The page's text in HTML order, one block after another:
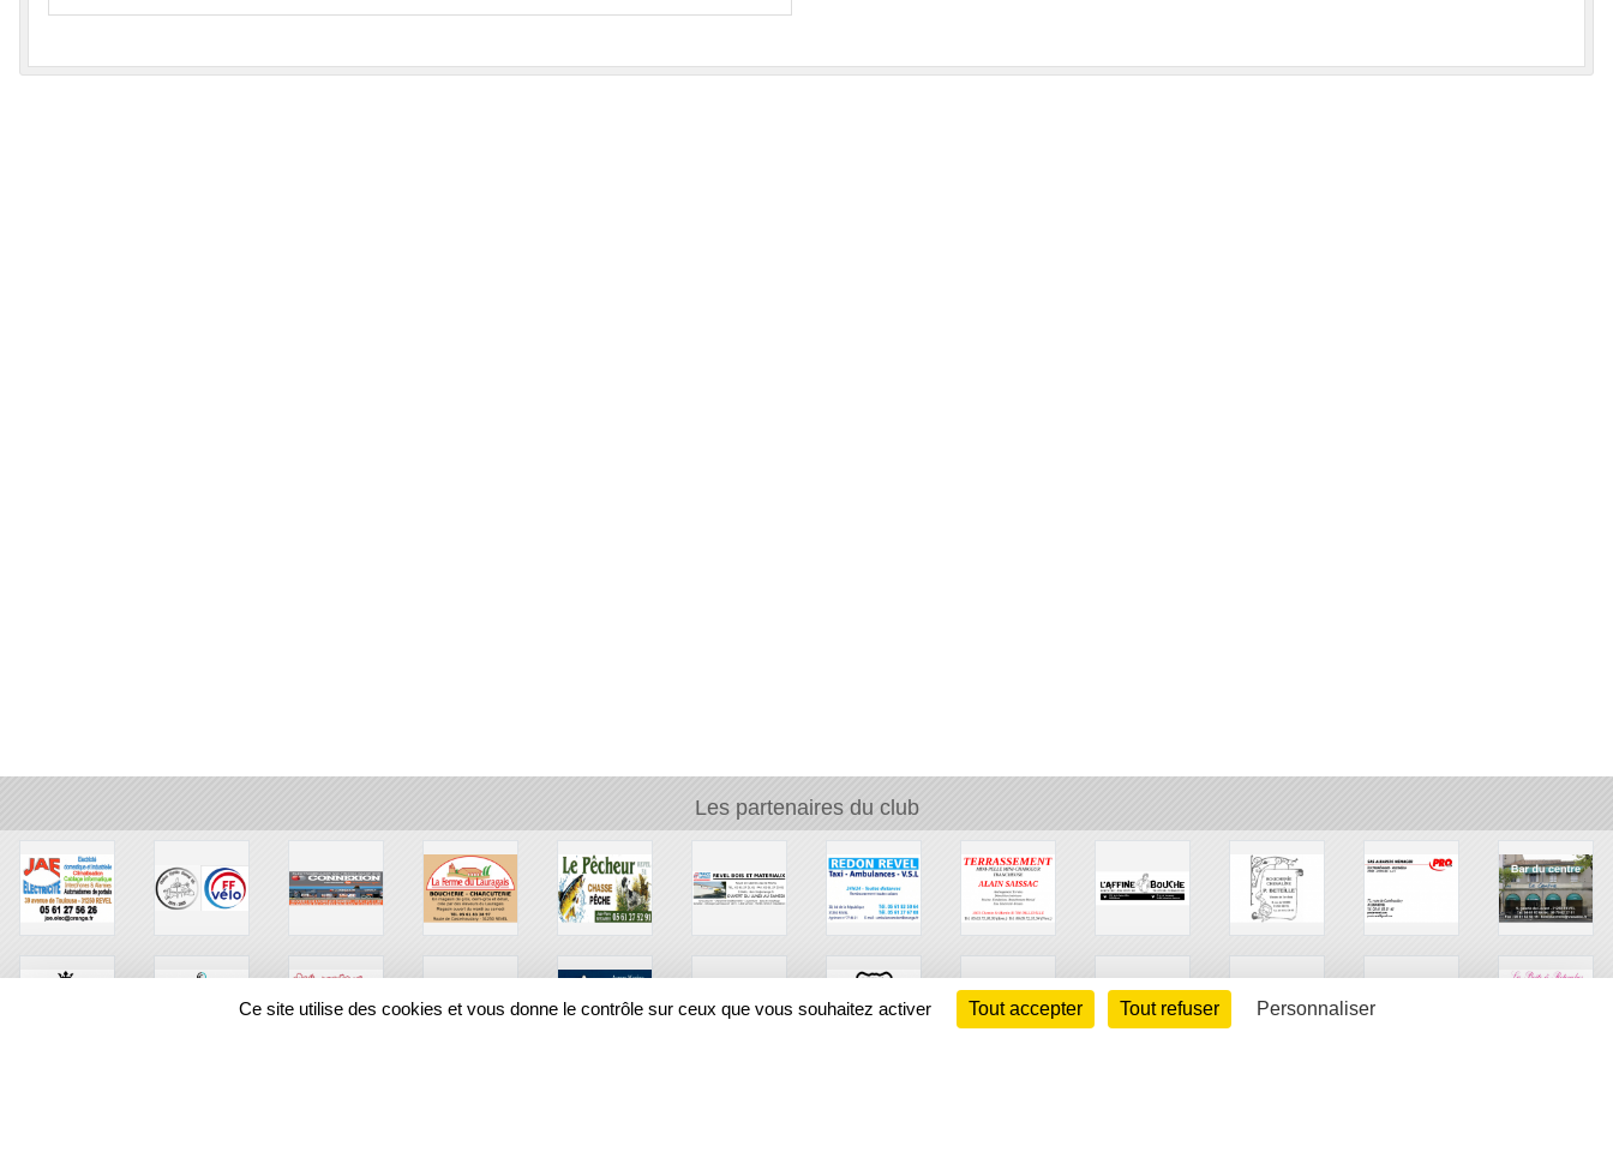
Les partenaires du club
Ce site utilise des cookies et vous donne le contrôle sur ceux que vous souhaitez activer Tout accepter Tout refuser Personnaliser